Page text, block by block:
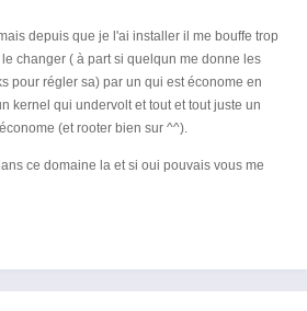
depuis que je l'ai installer il me bouffe trop
changer ( à part si quelqun me donne les
pour régler sa) par un qui est économe en
kernel qui undervolt et tout et tout juste un
(et rooter bien sur ^^).
ce domaine la et si oui pouvais vous me